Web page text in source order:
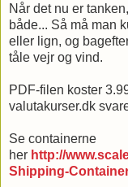
Når det nu er
både... Så må man
eller lign, og
tåle vejr og vind.
PDF-filen koster
valutakurser.dk
Se containerne
her http://
Shipping-